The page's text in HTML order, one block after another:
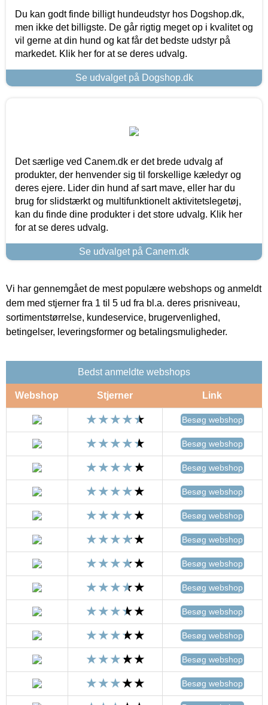
Du kan godt finde billigt hundeudstyr hos Dogshop.dk,
men ikke det billigste. De går rigtig meget op i kvalitet og
vil gerne at din hund og kat får det bedste udstyr på
markedet. Klik her for at se deres udvalg.
Se udvalget på Dogshop.dk
Det særlige ved Canem.dk er det brede udvalg af
produkter, der henvender sig til forskellige kæledyr og
deres ejere. Lider din hund af sart mave, eller har du
brug for slidstærkt og multifunktionelt aktivitetslegetøj,
kan du finde dine produkter i det store udvalg. Klik her
for at se deres udvalg.
Se udvalget på Canem.dk
Vi har gennemgået de mest populære webshops og anmeldt
dem med stjerner fra 1 til 5 ud fra bl.a. deres prisniveau,
sortimentstørrelse, kundeservice, brugervenlighed,
betingelser, leveringsformer og betalingsmuligheder.
Bedst anmeldte webshops
Webshop Stjerner Link
Besøg webshop
Besøg webshop
Besøg webshop
Besøg webshop
Besøg webshop
Besøg webshop
Besøg webshop
Besøg webshop
Besøg webshop
Besøg webshop
Besøg webshop
Besøg webshop